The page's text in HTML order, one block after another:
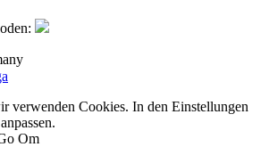
verwenden Cookies. In den Einstellungen
Om